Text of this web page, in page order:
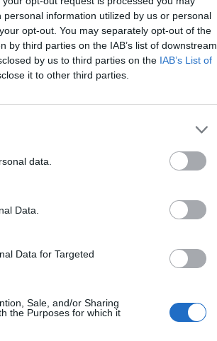
information utilized by us or personal
opt-out. You may separately opt-out of the
third parties on the IAB’s list of downstream
by us to third parties on the IAB’s List of
it to other third parties.
data.
Data.
Data for Targeted
Sale, and/or Sharing
the Purposes for which it
příbramské letní kino